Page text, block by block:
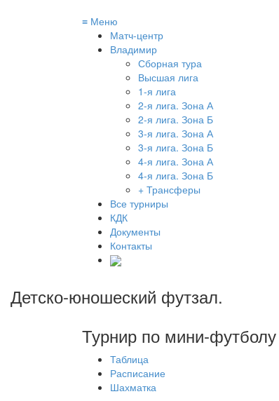
≡ Меню
Матч-центр
Владимир
Сборная тура
Высшая лига
1-я лига
2-я лига. Зона А
2-я лига. Зона Б
3-я лига. Зона А
3-я лига. Зона Б
4-я лига. Зона А
4-я лига. Зона Б
+ Трансферы
Все турниры
КДК
Документы
Контакты
Детско-юношеский футзал.
Турнир по мини-
Таблица
Расписание
Шахматка